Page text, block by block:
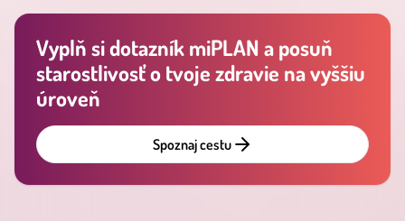
Vyplň si dotazník miPLAN a posuň
starostlivosť o tvoje zdravie na vyššiu
úroveň
Spoznaj cestu